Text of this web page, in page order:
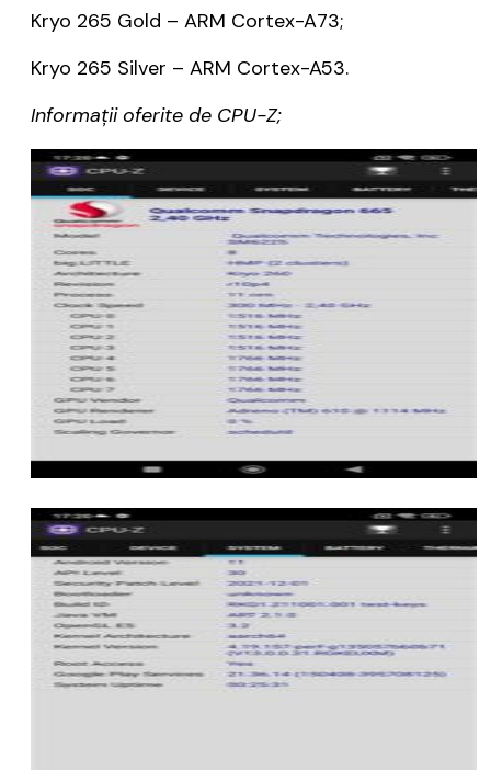
Kryo 265 Gold – ARM Cortex-A73;
Kryo 265 Silver – ARM Cortex-A53.
Informații oferite de CPU-Z;